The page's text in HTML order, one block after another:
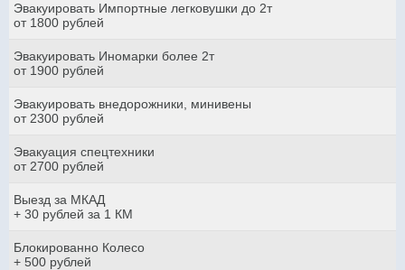
Эвакуировать Импортные легковушки до 2т
от 1800 рублей
Эвакуировать Иномарки более 2т
от 1900 рублей
Эвакуировать внедорожники, минивены
от 2300 рублей
Эвакуация спецтехники
от 2700 рублей
Выезд за МКАД
+ 30 рублей за 1 КМ
Блокированно Колесо
+ 500 рублей